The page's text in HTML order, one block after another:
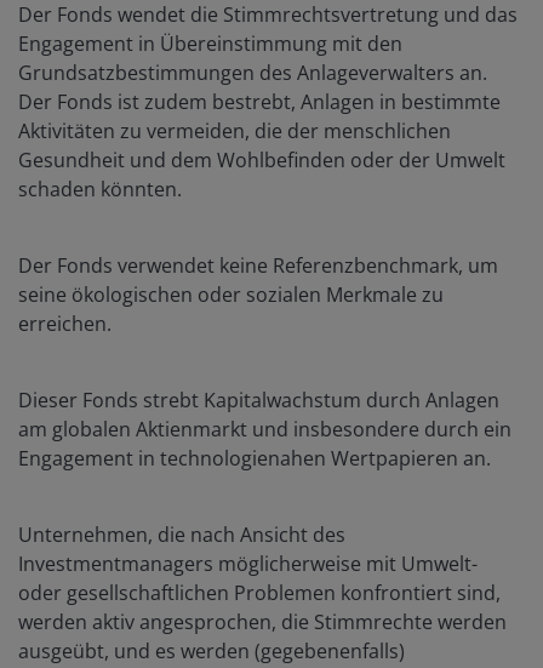
Der Fonds wendet die Stimmrechtsvertretung und das
Engagement in Übereinstimmung mit den
Grundsatzbestimmungen des Anlageverwalters an.
Der Fonds ist zudem bestrebt, Anlagen in bestimmte
Aktivitäten zu vermeiden, die der menschlichen
Gesundheit und dem Wohlbefinden oder der Umwelt
schaden könnten.
Der Fonds verwendet keine Referenzbenchmark, um
seine ökologischen oder sozialen Merkmale zu
erreichen.
Dieser Fonds strebt Kapitalwachstum durch Anlagen
am globalen Aktienmarkt und insbesondere durch ein
Engagement in technologienahen Wertpapieren an.
Unternehmen, die nach Ansicht des
Investmentmanagers möglicherweise mit Umwelt-
oder gesellschaftlichen Problemen konfrontiert sind,
werden aktiv angesprochen, die Stimmrechte werden
ausgeübt, und es werden (gegebenenfalls)